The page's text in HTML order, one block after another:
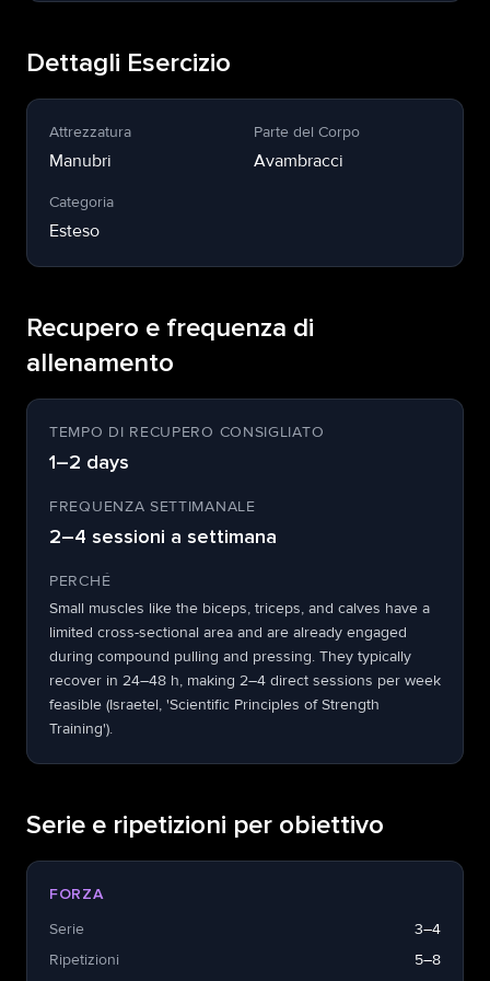
Dettagli Esercizio
Attrezzatura
Manubri
Parte del Corpo
Avambracci
Categoria
Esteso
Recupero e frequenza di
allenamento
TEMPO DI RECUPERO CONSIGLIATO
1–2 days
FREQUENZA SETTIMANALE
2–4 sessioni a settimana
PERCHÉ
Small muscles like the biceps, triceps, and calves have a
limited cross-sectional area and are already engaged
during compound pulling and pressing. They typically
recover in 24–48 h, making 2–4 direct sessions per week
feasible (Israetel, 'Scientific Principles of Strength
Training').
Serie e ripetizioni per obiettivo
FORZA
Serie
3–4
Ripetizioni
5–8